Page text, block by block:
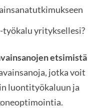
työkalu yrityksellesi?
etsimistä
jotka voit
luontityökaluun ja